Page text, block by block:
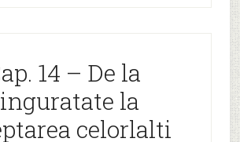
14 – De la
la
celorlalti